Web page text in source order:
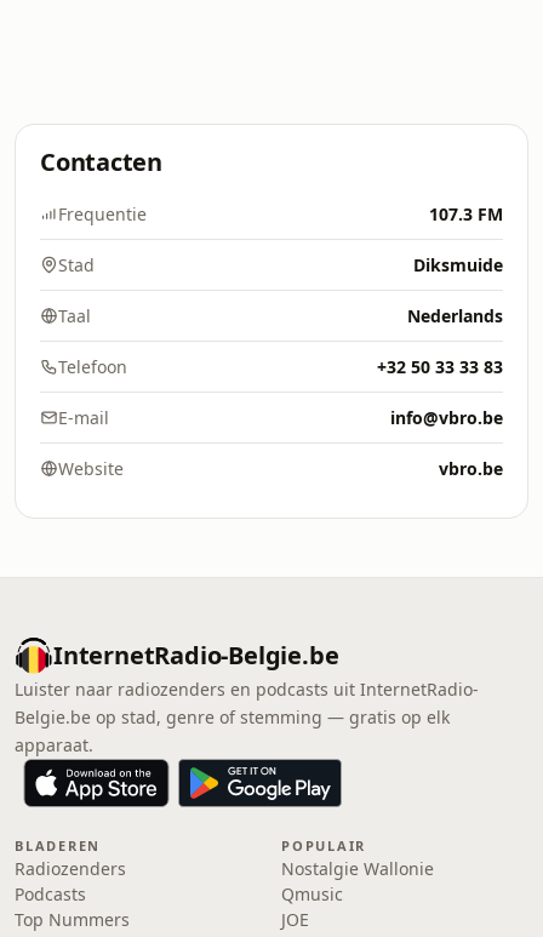
Contacten
Frequentie 107.3 FM
Stad Diksmuide
Taal Nederlands
Telefoon +32 50 33 33 83
E-mail info@vbro.be
Website vbro.be
InternetRadio-Belgie.be
Luister naar radiozenders en podcasts uit InternetRadio-
Belgie.be op stad, genre of stemming — gratis op elk
apparaat.
BLADEREN
Radiozenders
Podcasts
Top Nummers
POPULAIR
Nostalgie Wallonie
Qmusic
JOE